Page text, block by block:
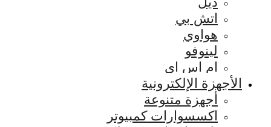
اتش بي
هواوي
لينوفو
ام اس اي
الأجهزة الإلكترونية
أجهزة متنوعة
اكسسوارات كمبيوتر